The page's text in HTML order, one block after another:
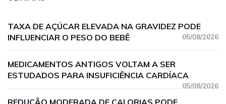
TAXA DE AÇÚCAR ELEVADA NA GRAVIDEZ PODE
INFLUENCIAR O PESO DO BEBÊ
05/08/2026
MEDICAMENTOS ANTIGOS VOLTAM A SER
ESTUDADOS PARA INSUFICIÊNCIA CARDÍACA
05/08/2026
REDUÇÃO MODERADA DE CALORIAS PODE